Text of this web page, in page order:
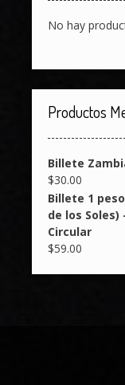
No hay
Productos
Billete
$30.00
Billete 1
de los Soles)
Circular
$59.00